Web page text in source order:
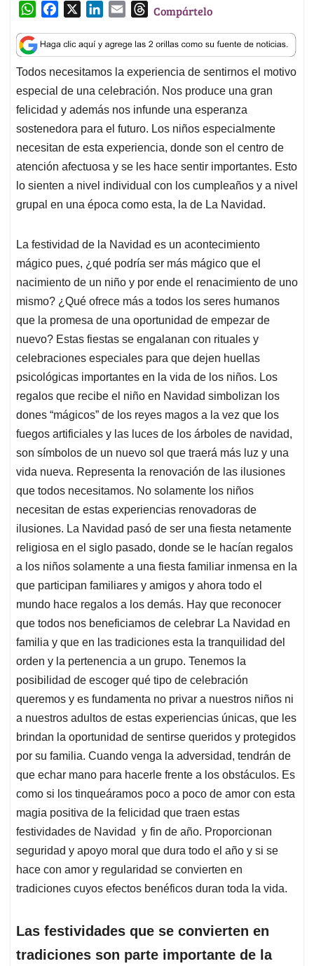
W
a
t
s
A
p
p
c
e
b
o
o
k
n
k
e
d
I
n
a
i
l
T
r
e
a
d
s
Compártelo
Todos necesitamos la experiencia de sentirnos el motivo
especial de una celebración. Nos produce una gran
felicidad y además nos infunde una esperanza
sostenedora para el futuro. Los niños especialmente
necesitan de esta experiencia, donde son el centro de
atención afectuosa y se les hace sentir importantes. Esto
lo sienten a nivel individual con los cumpleaños y a nivel
grupal en una época como esta, la de La Navidad.
La festividad de la Navidad es un acontecimiento
mágico pues, ¿qué podría ser más mágico que el
nacimiento de un niño y por ende el renacimiento de uno
mismo? ¿Qué ofrece más a todos los seres humanos
que la promesa de una oportunidad de empezar de
nuevo? Estas fiestas se engalanan con rituales y
celebraciones especiales para que dejen huellas
psicológicas importantes en la vida de los niños. Los
regalos que recibe el niño en Navidad simbolizan los
dones “mágicos” de los reyes magos a la vez que los
fuegos artificiales y las luces de los árboles de navidad,
son símbolos de un nuevo sol que traerá más luz y una
vida nueva. Representa la renovación de las ilusiones
que todos necesitamos. No solamente los niños
necesitan de estas experiencias renovadoras de
ilusiones. La Navidad pasó de ser una fiesta netamente
religiosa en el siglo pasado, donde se le hacían regalos
a los niños solamente a una fiesta familiar inmensa en la
que participan familiares y amigos y ahora todo el
mundo hace regalos a los demás. Hay que reconocer
que todos nos beneficiamos de celebrar La Navidad en
familia y que en las tradiciones esta la tranquilidad del
orden y la pertenencia a un grupo. Tenemos la
posibilidad de escoger qué tipo de celebración
queremos y es fundamenta no privar a nuestros niños ni
a nuestros adultos de estas experiencias únicas, que les
brindan la oportunidad de sentirse queridos y protegidos
por su familia. Cuando venga la adversidad, tendrán de
que echar mano para hacerle frente a los obstáculos. Es
como si los tinqueáramos poco a poco de amor con esta
magia positiva de la felicidad que traen estas
festividades de Navidad y fin de año. Proporcionan
seguridad y apoyo moral que dura todo el año y si se
hace con amor y regularidad se convierten en
tradiciones cuyos efectos benéficos duran toda la vida.
Las festividades que se convierten en
tradiciones son parte importante de la